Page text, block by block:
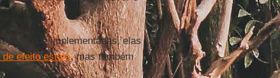
e implementadas, elas
efeito estufa, mas também